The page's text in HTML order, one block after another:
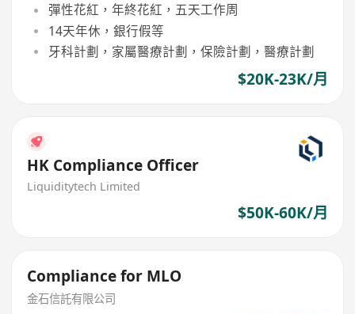
彈性花紅，年終花紅，五天工作周
14天年休，銀行假等
牙科計劃，家屬醫療計劃，保險計劃，醫療計劃
$20K-23K/月
HK Compliance Officer
Liquiditytech Limited
$50K-60K/月
Compliance for MLO
金石信託有限公司